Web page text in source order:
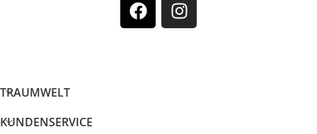
TRAUMWELT
KUNDENSERVICE